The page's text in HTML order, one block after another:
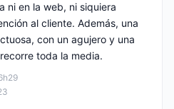
ni en la web, ni siquiera
al cliente. Además, una
con un agujero y una
toda la media.